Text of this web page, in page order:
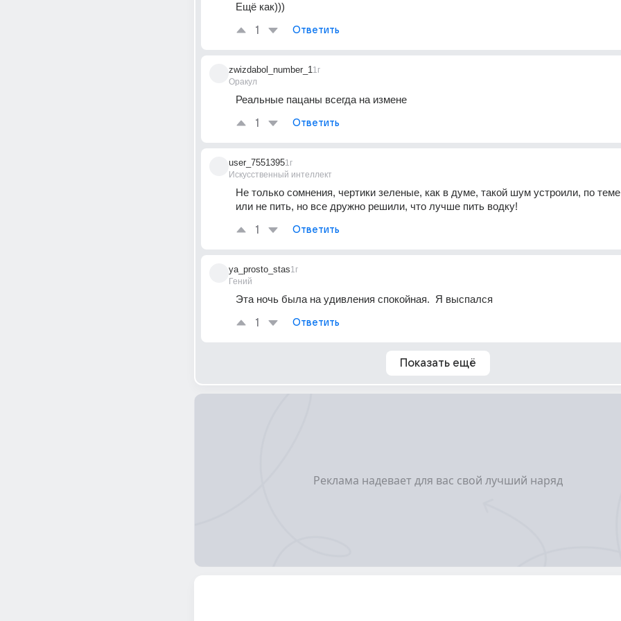
Ещё как)))
1 Ответить
zwizdabol_number_1
Оракул
1г
Реальные пацаны всегда на измене
1 Ответить
user_7551395
Искусственный интеллект
1г
Не только сомнения, чертики зеленые, как в думе, такой шум устроили, по
или не пить, но все дружно решили, что лучше пить водку!
1 Ответить
ya_prosto_stas
Гений
1г
Эта ночь была на удивления спокойная.  Я выспался
1 Ответить
Показать ещё